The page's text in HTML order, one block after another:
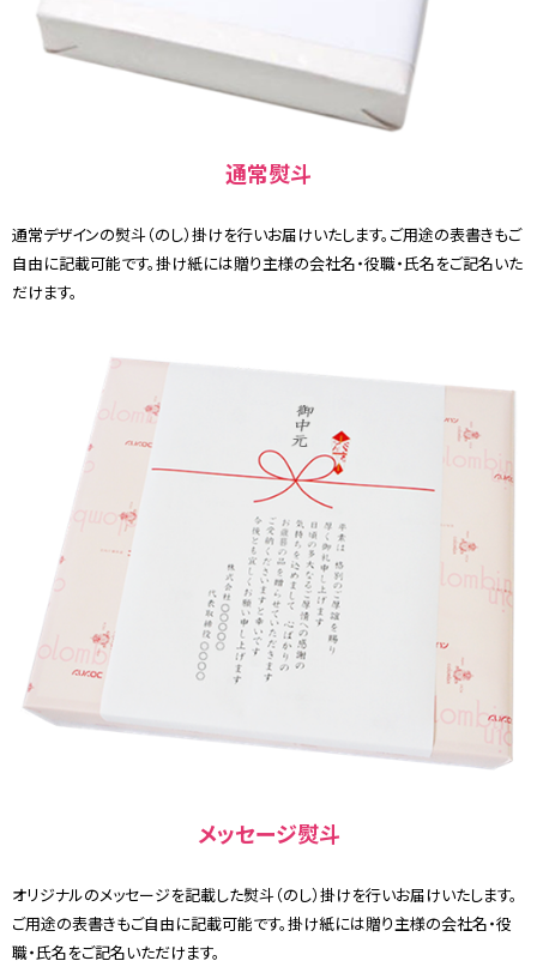
通常熨斗
通常デザインの熨斗（のし）掛けを行いお届けいたします。ご用途の表書きもご
自由に記載可能です。掛け紙には贈り主様の会社名・役職・氏名をご記名いた
だけます。
メッセージ熨斗
オリジナルのメッセージを記載した熨斗（のし）掛けを行いお届けいたします。
ご用途の表書きもご自由に記載可能です。掛け紙には贈り主様の会社名・役
職・氏名をご記名いただけます。